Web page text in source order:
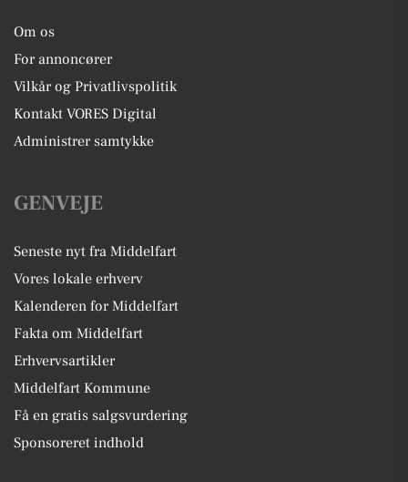
Om os
For annoncører
Vilkår og Privatlivspolitik
Kontakt VORES Digital
Administrer samtykke
GENVEJE
Seneste nyt fra Middelfart
Vores lokale erhverv
Kalenderen for Middelfart
Fakta om Middelfart
Erhvervsartikler
Middelfart Kommune
Få en gratis salgsvurdering
Sponsoreret indhold